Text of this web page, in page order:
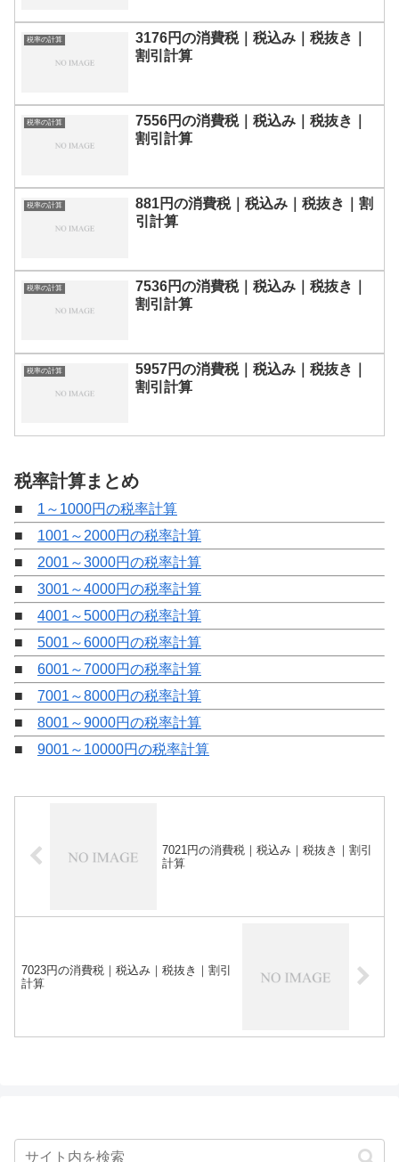
税率の計算
3176円の消費税｜税込み｜税抜き｜
割引計算
税率の計算
7556円の消費税｜税込み｜税抜き｜
割引計算
税率の計算
881円の消費税｜税込み｜税抜き｜割
引計算
税率の計算
7536円の消費税｜税込み｜税抜き｜
割引計算
税率の計算
5957円の消費税｜税込み｜税抜き｜
割引計算
税率計算まとめ
■ 1～1000円の税率計算
■ 1001～2000円の税率計算
■ 2001～3000円の税率計算
■ 3001～4000円の税率計算
■ 4001～5000円の税率計算
■ 5001～6000円の税率計算
■ 6001～7000円の税率計算
■ 7001～8000円の税率計算
■ 8001～9000円の税率計算
■ 9001～10000円の税率計算
7021円の消費税｜税込み｜税抜き｜割引
計算
7023円の消費税｜税込み｜税抜き｜割引
計算